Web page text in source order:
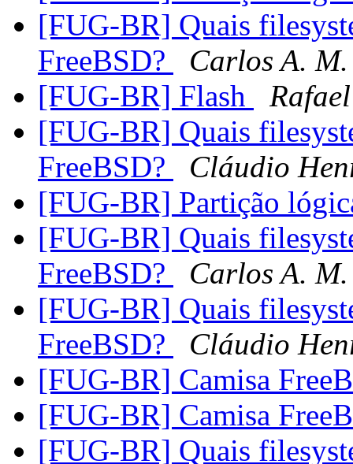
[FUG-BR] Quais
FreeBSD?
Carlos A.
[FUG-BR] Flash
[FUG-BR] Quais
FreeBSD?
Cláudio
[FUG-BR] Partição
[FUG-BR] Quais
FreeBSD?
Carlos A.
[FUG-BR] Quais
FreeBSD?
Cláudio
[FUG-BR] Camisa
[FUG-BR] Camisa
[FUG-BR] Quais